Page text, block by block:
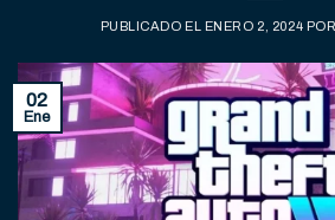
PUBLICADO EL ENERO 2, 2024 POR
02
Ene